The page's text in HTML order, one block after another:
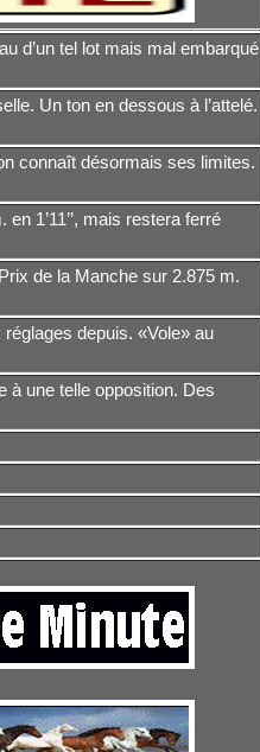
d’un tel lot mais mal embarqué
Un ton en dessous à l’attelé.
connaît désormais ses limites.
1’11’’, mais restera ferré
de la Manche sur 2.875 m.
depuis. «Vole» au
à une telle opposition. Des